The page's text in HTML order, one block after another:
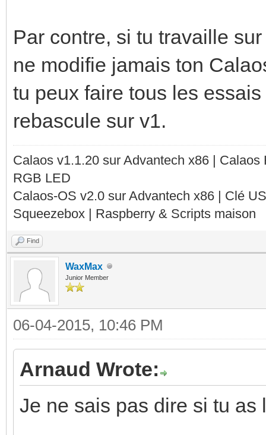
Par contre, si tu travaille
ne modifie jamais ton
tu peux faire tous les
rebascule sur v1.
Calaos v1.1.20 sur Advantech x86 |
RGB LED
Calaos-OS v2.0 sur Advantech x86 | Clé
Squeezebox | Raspberry & Scripts maison
Find
WaxMax
Junior Member
06-04-2015, 10:46 PM
Arnaud Wrote:
Je ne sais pas dire si tu